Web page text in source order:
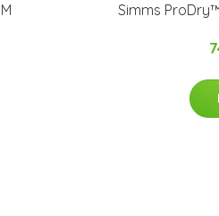
Simms